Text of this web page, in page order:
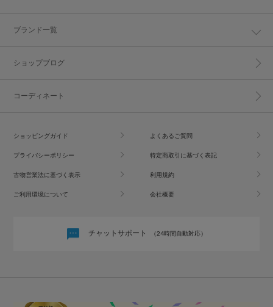
ブランド一覧
ショップブログ
コーディネート
ショッピングガイド よくあるご質問
プライバシーポリシー 特定商取引に基づく表記
古物営業法に基づく表示 利用規約
ご利用環境について 会社概要
チャットサポート （24時間自動対応）